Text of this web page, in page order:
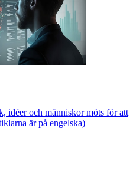
idéer och människor möts för att
är på engelska)